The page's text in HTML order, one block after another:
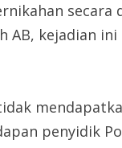
AB, kejadian
penyidik